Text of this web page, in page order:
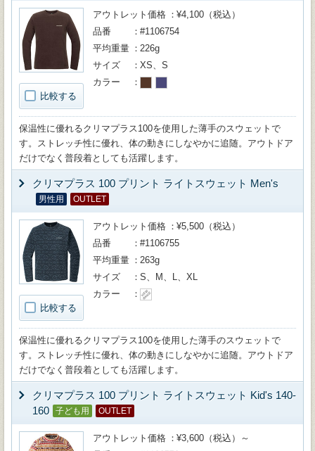
比較する
アウトレット価格
¥4,100（税込）
品番
#1106754
平均重量
226g
サイズ
XS、S
カラー
保温性に優れるクリマプラス100を使用した薄手のスウェットで
す。ストレッチ性に優れ、体の動きにしなやかに追随。アウトドア
だけでなく普段着としても活躍します。
クリマプラス 100 プリント ライトスウェット Men's
男性用 OUTLET
比較する
アウトレット価格
¥5,500（税込）
品番
#1106755
平均重量
263g
サイズ
S、M、L、XL
カラー
保温性に優れるクリマプラス100を使用した薄手のスウェットで
す。ストレッチ性に優れ、体の動きにしなやかに追随。アウトドア
だけでなく普段着としても活躍します。
クリマプラス 100 プリント ライトスウェット Kid's 140-
160
子ども用 OUTLET
アウトレット価格
¥3,600（税込）～